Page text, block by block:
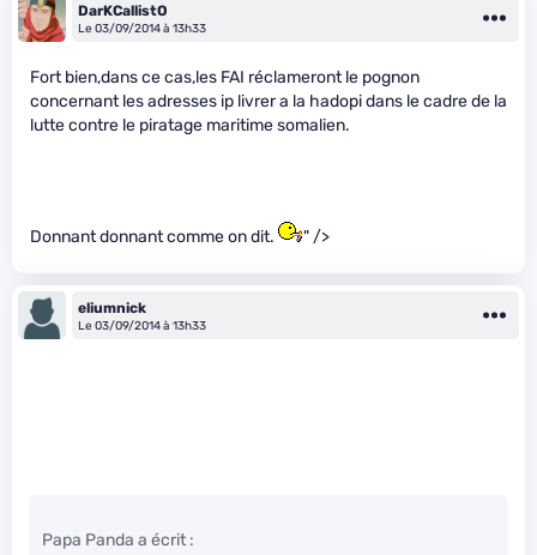
DarKCallistO
Le 03/09/2014 à 13h33
Fort bien,dans ce cas,les FAI réclameront le pognon
concernant les adresses ip livrer a la hadopi dans le cadre de la
lutte contre le piratage maritime somalien.
Donnant donnant comme on dit. " />
eliumnick
Le 03/09/2014 à 13h33
Papa Panda a écrit :